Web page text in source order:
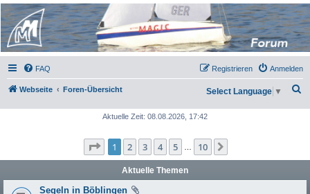
Micro Magic Forum
Deutschland
FAQ Anmelden
Registrieren
Webseite Foren-Übersicht Select Language ▼
Aktuelle Zeit: 08.08.2026, 17:42
Seite 1von 10
1 2 3 4 5 10
Aktuelle Themen
Segeln in Böblingen